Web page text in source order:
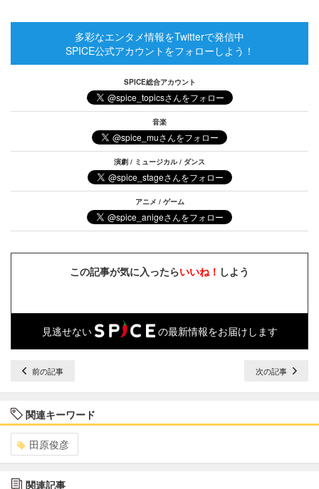
多彩なエンタメ情報をTwitterで発信中
SPICE公式アカウントをフォローしよう！
SPICE総合アカウント
音楽
演劇 / ミュージカル / ダンス
アニメ / ゲーム
この記事が気に入ったらいいね！ しよう
見逃せない の最新情報をお届けします
前の記事 次の記事
関連キーワード
田原俊彦
関連記事